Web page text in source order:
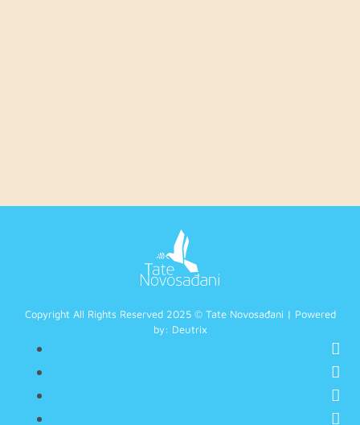
Copyright All Rights Reserved 2025 © Tate Novosađani | Powered
by: Deutrix